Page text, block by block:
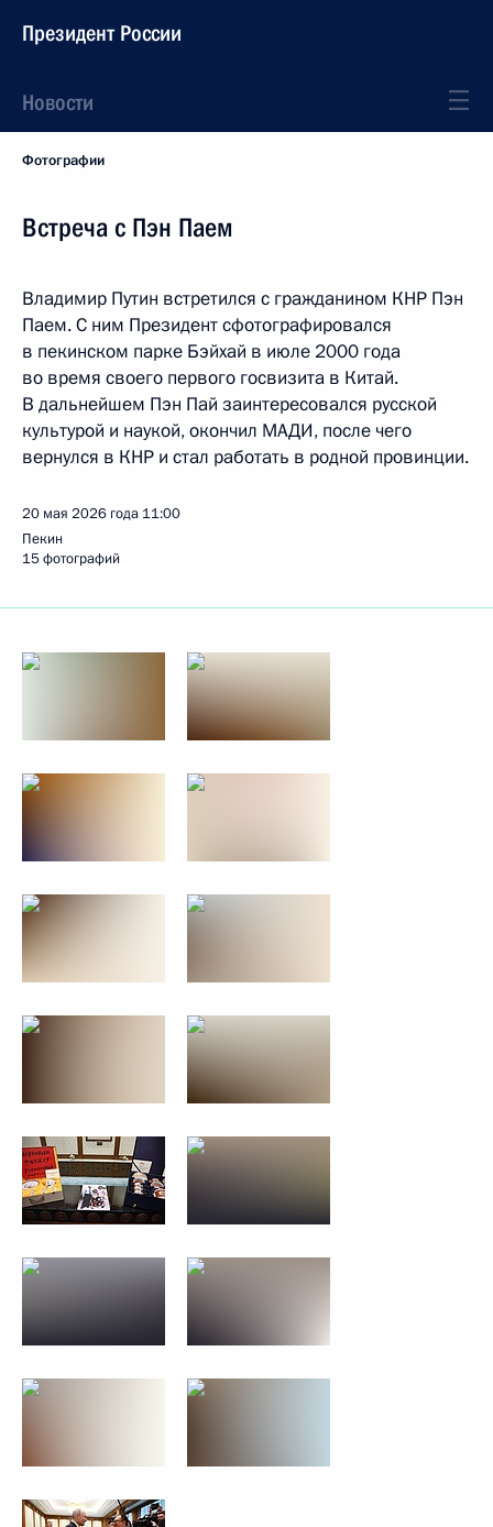
Президент России
Новости
Фотографии
Встреча с Пэн Паем
Владимир Путин встретился с гражданином КНР Пэн
Паем. С ним Президент сфотографировался
в пекинском парке Бэйхай в июле 2000 года
во время своего первого госвизита в Китай.
В дальнейшем Пэн Пай заинтересовался русской
культурой и наукой, окончил МАДИ, после чего
вернулся в КНР и стал работать в родной провинции.
20 мая 2026 года 11:00
Пекин
15 фотографий